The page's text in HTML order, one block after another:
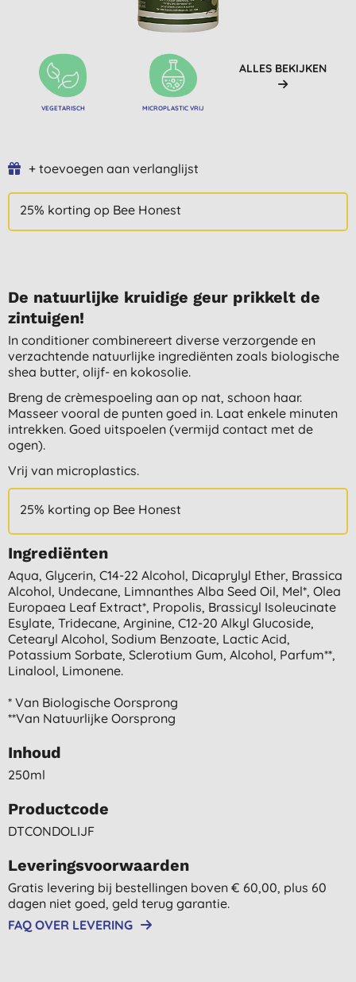
VEGETARISCH MICROPLASTIC VRIJ
ALLES BEKIJKEN
+ toevoegen aan verlanglijst
25% korting op Bee Honest
De natuurlijke kruidige geur prikkelt de
zintuigen!
In conditioner combinereert diverse verzorgende en
verzachtende natuurlijke ingrediënten zoals biologische
shea butter, olijf- en kokosolie.
Breng de crèmespoeling aan op nat, schoon haar.
Masseer vooral de punten goed in. Laat enkele minuten
intrekken. Goed uitspoelen (vermijd contact met de
ogen).
Vrij van microplastics.
25% korting op Bee Honest
Ingrediënten
Aqua, Glycerin, C14-22 Alcohol, Dicaprylyl Ether, Brassica
Alcohol, Undecane, Limnanthes Alba Seed Oil, Mel*, Olea
Europaea Leaf Extract*, Propolis, Brassicyl Isoleucinate
Esylate, Tridecane, Arginine, C12-20 Alkyl Glucoside,
Cetearyl Alcohol, Sodium Benzoate, Lactic Acid,
Potassium Sorbate, Sclerotium Gum, Alcohol, Parfum**,
Linalool, Limonene.
* Van Biologische Oorsprong
**van Natuurlijke Oorsprong
Inhoud
250ml
Productcode
DTCONDOLIJF
Leveringsvoorwaarden
Gratis levering bij bestellingen boven € 60,00, plus 60
dagen niet goed, geld terug garantie.
FAQ OVER LEVERING